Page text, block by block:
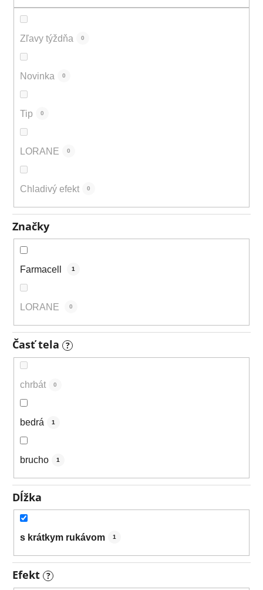
Zľavy týždňa 0
Novinka 0
Tip 0
LORANE 0
Chladivý efekt 0
Značky
Farmacell 1
LORANE 0
Časť tela ?
chrbát 0
bedrá 1
brucho 1
Dĺžka
s krátkym rukávom 1
Efekt ?